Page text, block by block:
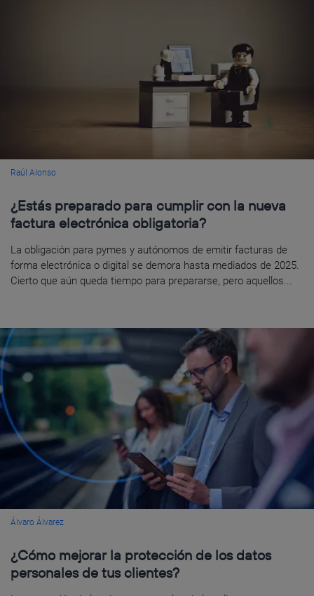
Raúl Alonso
¿Estás preparado para cumplir con la nueva
factura electrónica obligatoria?
La obligación para pymes y autónomos de emitir facturas de
forma electrónica o digital se demora hasta mediados de 2025.
Cierto que aún queda tiempo para prepararse, pero aquellos...
Álvaro Álvarez
¿Cómo mejorar la protección de los datos
personales de tus clientes?